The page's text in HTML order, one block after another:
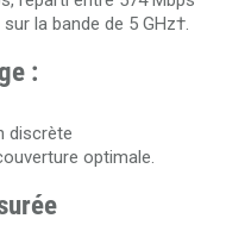
la bande de 5 GHz†.
:
discrète
optimale.